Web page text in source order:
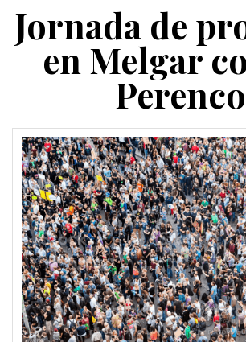
Jornada de
en Melgar
Perenco